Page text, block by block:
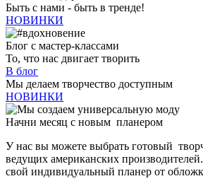
Быть с нами - быть в тренде!
НОВИНКИ
Блог с мастер-классами
То, что нас двигает творить
В блог
Мы делаем творчество доступным
НОВИНКИ
Начни месяц с новым планером
У нас вы можете выбрать готовый
ведущих американских
свой индивидуальный планер от